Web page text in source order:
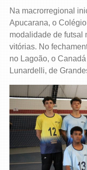
Na macrorregional
Apucarana, o
modalidade de futsal
vitórias. No
no Lagoão, o
Lunardelli, de